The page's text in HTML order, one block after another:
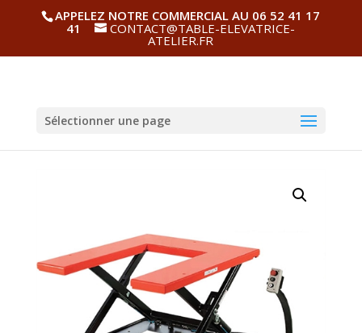
APPELEZ NOTRE COMMERCIAL AU 06 52 41 17
41
CONTACT@TABLE-ELEVATRICE-
ATELIER.FR
Sélectionner une page